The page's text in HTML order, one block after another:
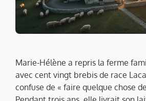
Marie-Hélène a repris la ferme
avec cent vingt brebis de race
confuse de « faire quelque chose